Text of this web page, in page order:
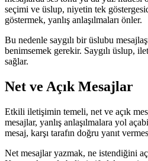
seçimi ve üslup, niyetin tek
göstermek, yanlış anlaşılmaları önler.
Bu nedenle saygılı bir üslubu
benimsemek gerekir. Saygılı üslup,
sağlar.
Net ve Açık Mesajlar
Etkili iletişimin temeli, net ve açık
mesajlar, yanlış anlaşılmalara yol
mesaj, karşı tarafın doğru yanıt
Net mesajlar yazmak, ne istendiğini